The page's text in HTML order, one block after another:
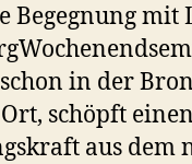
Begegnung
in der
schöpft
aus dem